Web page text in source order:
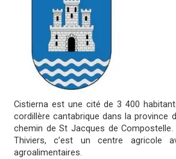
Cistierna est une cité de 3 400
cordillère cantabrique dans la province
chemin de St Jacques de
Thiviers, c’est un centre agricole
agroalimentaires.